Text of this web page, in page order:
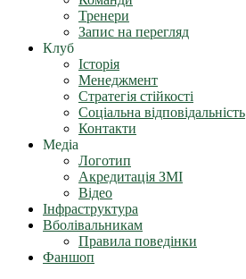
Тренери
Запис на перегляд
Клуб
Історія
Менеджмент
Стратегія стійкості
Соціальна відповідальність
Контакти
Медіа
Логотип
Акредитація ЗМІ
Відео
Інфраструктура
Вболівальникам
Правила поведінки
Фаншоп